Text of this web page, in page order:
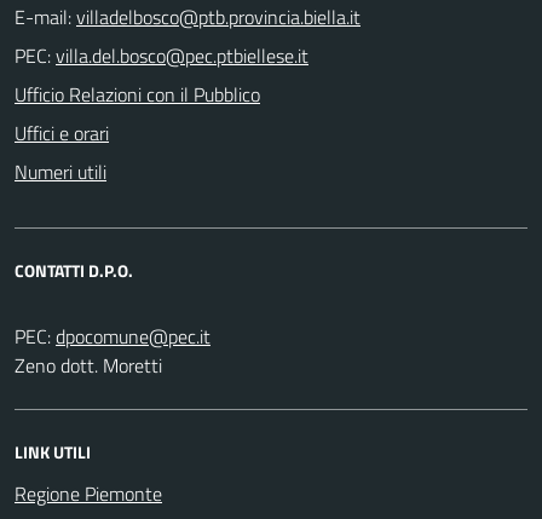
E-mail:
PEC:
Ufficio Relazioni con il Pubblico
Uffici e orari
Numeri utili
CONTATTI D.P.O.
PEC:
Zeno dott. Moretti
LINK UTILI
Regione Piemonte